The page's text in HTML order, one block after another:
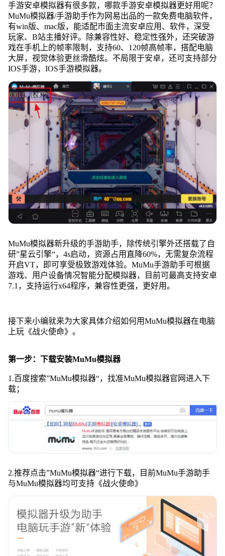
手游安卓模拟器有很多款，哪款手游安卓模拟器更好用呢？
MuMu模拟器/手游助手作为网易出品的一款免费电脑软件，
有win版、mac版，能适配市面主流安卓应用、软件，深受
玩家、B站主播好评。除兼容性好、稳定性强外，还突破游
戏在手机上的帧率限制，支持60、120帧高帧率，搭配电脑
大屏，视觉体验更丝滑酷炫。不局限于安卓，还可支持部分
IOS手游，IOS手游模拟器。
MuMu模拟器新升级的手游助手，除传统引擎外还搭载了自
研”星云引擎“，4s启动，资源占用直降60%，无需复杂流程
开启VT，即可享受极致游戏体验。MuMu手游助手可根据
游戏、用户设备情况智能分配模拟器，目前可最高支持安卓
7.1，支持运行x64程序，兼容性更强，更好用。
接下来小编就来为大家具体介绍如何用MuMu模拟器在电脑
上玩《战火使命》。
第一步：下载安装MuMu模拟器
1.百度搜索”MuMu模拟器“，找准MuMu模拟器官网进入下
载；
2.推荐点击”MuMu模拟器“进行下载，目前MuMu手游助手
与MuMu模拟器均可支持《战火使命》